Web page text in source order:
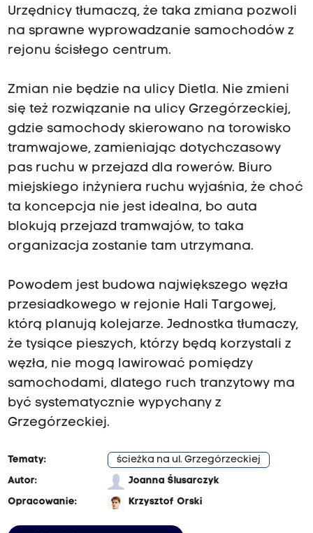
Urzędnicy tłumaczą, że taka zmiana pozwoli
na sprawne wyprowadzanie samochodów z
rejonu ścisłego centrum.
Zmian nie będzie na ulicy Dietla. Nie zmieni
się też rozwiązanie na ulicy Grzegórzeckiej,
gdzie samochody skierowano na torowisko
tramwajowe, zamieniając dotychczasowy
pas ruchu w przejazd dla rowerów. Biuro
miejskiego inżyniera ruchu wyjaśnia, że choć
ta koncepcja nie jest idealna, bo auta
blokują przejazd tramwajów, to taka
organizacja zostanie tam utrzymana.
Powodem jest budowa największego węzła
przesiadkowego w rejonie Hali Targowej,
którą planują kolejarze. Jednostka tłumaczy,
że tysiące pieszych, którzy będą korzystali z
węzła, nie mogą lawirować pomiędzy
samochodami, dlatego ruch tranzytowy ma
być systematycznie wypychany z
Grzegórzeckiej.
Tematy:
ścieżka na ul. Grzegórzeckiej
Autor:
Joanna Ślusarczyk
Opracowanie:
Krzysztof Orski